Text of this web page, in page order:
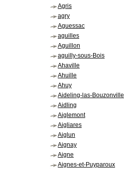
Agris
agry
Aguessac
aguilles
Aguillon
aguilly-sous-Bois
Ahaville
Ahuille
Ahuy
Aideling-las-Bouzonville
Aidling
Aiglemont
Aigliares
Aiglun
Aignay
Aigne
Aignes-et-Puyparoux